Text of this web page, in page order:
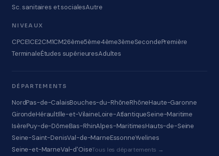
Sc. sanitaires et socialesAutre
NIVEAUX
CPCE1CE2CM1CM26ème5ème4ème3èmeSecondePremière
TerminaleÉtudes supérieuresAdultes
DÉPARTEMENTS
NordPas-de-CalaisBouches-du-RhôneRhôneHaute-Garonne
GirondeHéraultIlle-et-VilaineLoire-AtlantiqueSeine-Maritime
IsèrePuy-de-DômeBas-RhinAlpes-MaritimesHauts-de-Seine
Seine-Saint-DenisVal-de-MarneEssonneYvelines
Seine-et-MarneVal-d'OiseTous les départements →